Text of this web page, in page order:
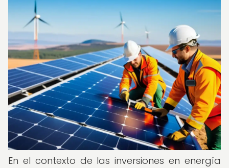
En el contexto de las inversiones en energía